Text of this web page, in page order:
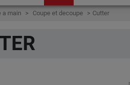
a main Coupe et decoupe Cutter